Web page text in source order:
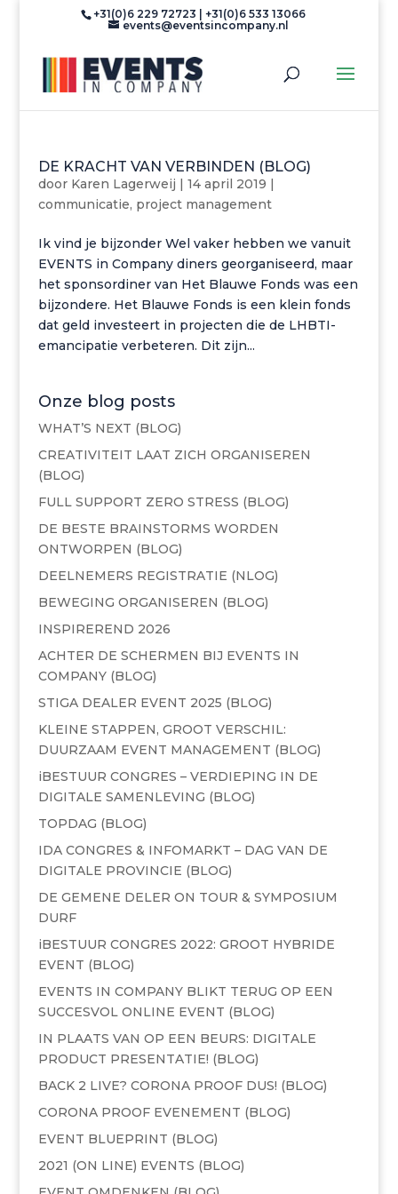
+31(0)6 229 72723 | +31(0)6 533 13066
events@eventsincompany.nl
DE KRACHT VAN VERBINDEN (BLOG)
door Karen Lagerweij | 14 april 2019 |
communicatie, project management
Ik vind je bijzonder Wel vaker hebben we vanuit
EVENTS in Company diners georganiseerd, maar
het sponsordiner van Het Blauwe Fonds was een
bijzondere. Het Blauwe Fonds is een klein fonds
dat geld investeert in projecten die de LHBTI-
emancipatie verbeteren. Dit zijn...
Onze blog posts
WHAT’S NEXT (BLOG)
CREATIVITEIT LAAT ZICH ORGANISEREN
(BLOG)
FULL SUPPORT ZERO STRESS (BLOG)
DE BESTE BRAINSTORMS WORDEN
ONTWORPEN (BLOG)
DEELNEMERS REGISTRATIE (NLOG)
BEWEGING ORGANISEREN (BLOG)
INSPIREREND 2026
ACHTER DE SCHERMEN BIJ EVENTS IN
COMPANY (BLOG)
STIGA DEALER EVENT 2025 (BLOG)
KLEINE STAPPEN, GROOT VERSCHIL:
DUURZAAM EVENT MANAGEMENT (BLOG)
iBESTUUR CONGRES – VERDIEPING IN DE
DIGITALE SAMENLEVING (BLOG)
TOPDAG (BLOG)
IDA CONGRES & INFOMARKT – DAG VAN DE
DIGITALE PROVINCIE (BLOG)
DE GEMENE DELER ON TOUR & SYMPOSIUM
DURF
iBESTUUR CONGRES 2022: GROOT HYBRIDE
EVENT (BLOG)
EVENTS IN COMPANY BLIKT TERUG OP EEN
SUCCESVOL ONLINE EVENT (BLOG)
IN PLAATS VAN OP EEN BEURS: DIGITALE
PRODUCT PRESENTATIE! (BLOG)
BACK 2 LIVE? CORONA PROOF DUS! (BLOG)
CORONA PROOF EVENEMENT (BLOG)
EVENT BLUEPRINT (BLOG)
2021 (ON LINE) EVENTS (BLOG)